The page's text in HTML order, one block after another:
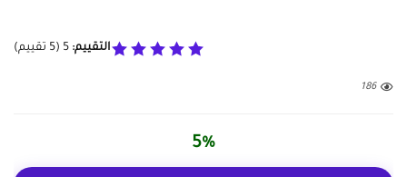
التقييم: 5
(
5 تقييم)
186
5%